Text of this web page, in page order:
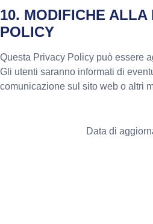
10. MODIFICHE ALLA
POLICY
Questa Privacy Policy può essere
Gli utenti saranno informati di
comunicazione sul sito web o altri
Data di